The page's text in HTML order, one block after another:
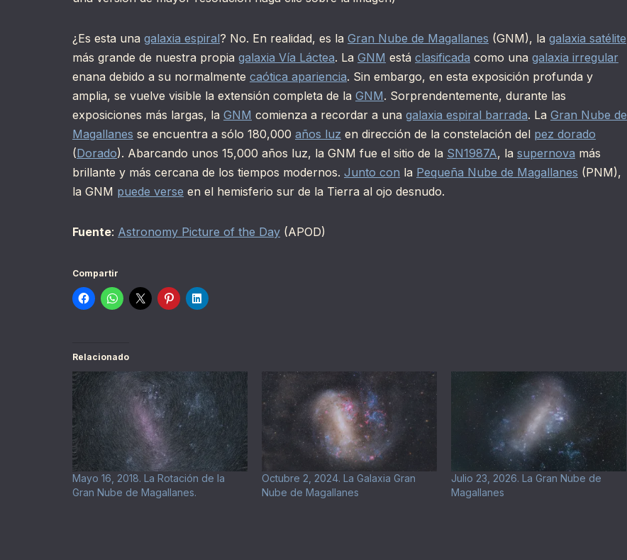
¿Es esta una galaxia espiral? No. En realidad, es la Gran Nube de Magallanes (GNM), la galaxia satélite
más grande de nuestra propia galaxia Vía Láctea. La GNM está clasificada como una galaxia irregular
enana debido a su normalmente caótica apariencia. Sin embargo, en esta exposición profunda y
amplia, se vuelve visible la extensión completa de la GNM. Sorprendentemente, durante las
exposiciones más largas, la GNM comienza a recordar a una galaxia espiral barrada. La Gran Nube de
Magallanes se encuentra a sólo 180,000 años luz en dirección de la constelación del pez dorado
(Dorado). Abarcando unos 15,000 años luz, la GNM fue el sitio de la SN1987A, la supernova más
brillante y más cercana de los tiempos modernos. Junto con la Pequeña Nube de Magallanes (PNM),
la GNM puede verse en el hemisferio sur de la Tierra al ojo desnudo.
Fuente: Astronomy Picture of the Day (APOD)
Compartir
Relacionado
Mayo 16, 2018. La Rotación de la
Gran Nube de Magallanes.
Octubre 2, 2024. La Galaxia Gran
Nube de Magallanes
Julio 23, 2026. La Gran Nube de
Magallanes